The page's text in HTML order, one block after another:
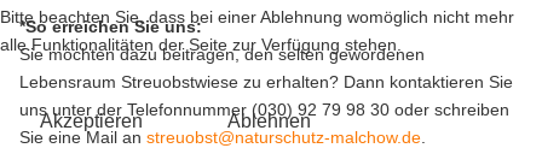
*So erreichen Sie uns:
Sie möchten dazu beitragen, den selten gewordenen
Lebensraum Streuobstwiese zu erhalten? Dann kontaktieren Sie
uns unter der Telefonnummer (030) 92 79 98 30 oder schreiben
Sie eine Mail anstreuobst@naturschutz-malchow.de
Bitte beachten Sie, dass bei einer Ablehnung womöglich nicht mehr
alle Funktionalitäten der Seite zur Verfügung stehen.
Akzeptieren Ablehnen